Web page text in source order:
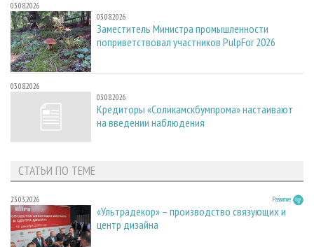
03.08.2026
03.08.2026
Заместитель Министра промышленности
поприветствовал участников PulpFor 2026
03.08.2026
03.08.2026
Кредиторы «Соликамскбумпрома» настаивают
на введении наблюдения
СТАТЬИ ПО ТЕМЕ
23.03.2026 Развитие
«Ультрадекор» – производство связующих и
центр дизайна